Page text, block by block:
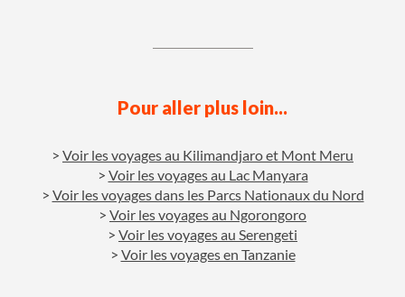
Pour aller plus loin...
Voir les voyages au Kilimandjaro et Mont Meru
Voir les voyages au Lac Manyara
Voir les voyages dans les Parcs Nationaux du Nord
Voir les voyages au Ngorongoro
Voir les voyages au Serengeti
Voir les voyages en Tanzanie